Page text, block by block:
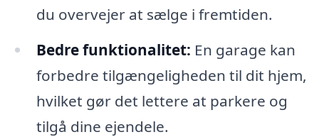
du overvejer at sælge i fremtiden.
Bedre funktionalitet: En garage kan
forbedre tilgængeligheden til dit hjem,
hvilket gør det lettere at parkere og
tilgå dine ejendele.